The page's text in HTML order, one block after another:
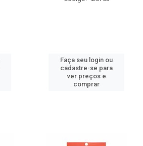
Faça seu login ou
cadastre-se para
ver preços e
comprar